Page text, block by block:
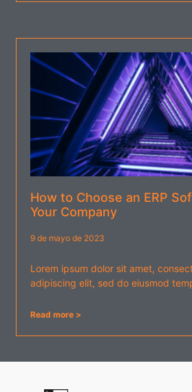
How to Choose an ERP
Your Company
9 de mayo de 2023
Lorem ipsum dolor sit amet,
adipiscing elit, sed do eiusmod
Read more >